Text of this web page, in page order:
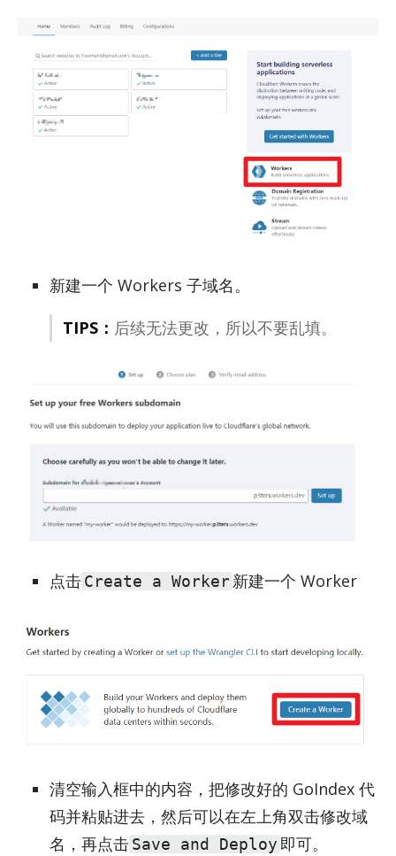
新建一个 Work­ers 子域名。
TIPS： 后续无法更改，所以不要乱填。
点击Create a Worker新建一个 Worker
清空输入框中的内容，把修改好的 GoIndex 代
码并粘贴进去，然后可以在左上角双击修改域
名，再点击Save and Deploy 即可。